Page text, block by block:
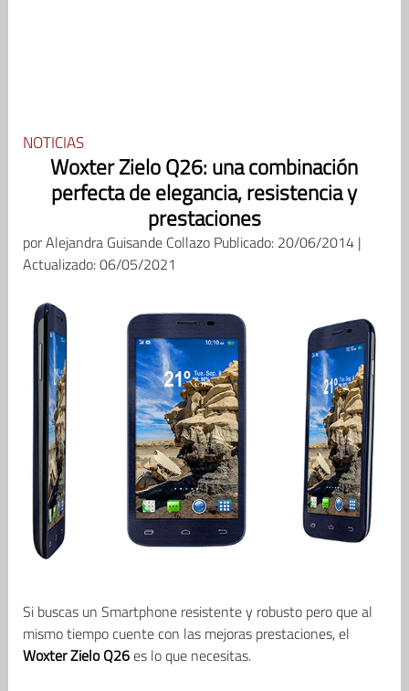
NOTICIAS
Woxter Zielo Q26: una combinación
perfecta de elegancia, resistencia y
prestaciones
porAlejandra Guisande Collazo Publicado: 20/06/2014 |
Actualizado: 06/05/2021
Si buscas un Smartphone resistente y robusto pero que al
mismo tiempo cuente con las mejoras prestaciones, el
Woxter Zielo Q26es lo que necesitas.